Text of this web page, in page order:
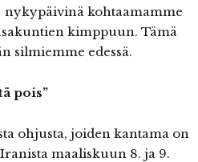
kohtaamamme
kimppuun. Tämä
silmiemme edessä.
pois”
ohjusta, joiden kantama on
maaliskuun 8. ja 9.